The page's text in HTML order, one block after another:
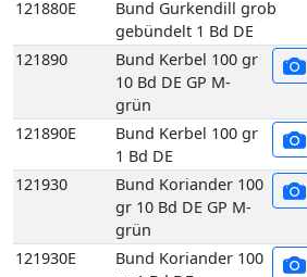
121890E
Bund Kerbel 100 gr
1 Bd DE
121930
Bund Koriander 100
gr 10 Bd DE GP M-
grün
121930E
Bund Koriander 100
gr 1 Bd DE
121970
Bund Liebstöckel 100 gr 10
Bd DE GP M-grün
Bund Liebstöckel 100 gr 1
Bd DE